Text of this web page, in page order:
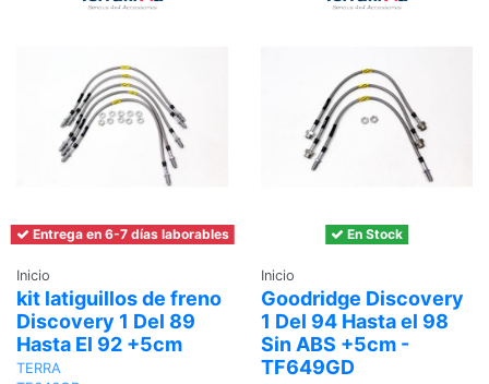
Entrega en 6-7 días laborables
Inicio
kit latiguillos de freno
Discovery 1 Del 89
Hasta El 92 +5cm
TERRA
En Stock
Inicio
Goodridge Discovery
1 Del 94 Hasta el 98
Sin ABS +5cm -
TF649GD